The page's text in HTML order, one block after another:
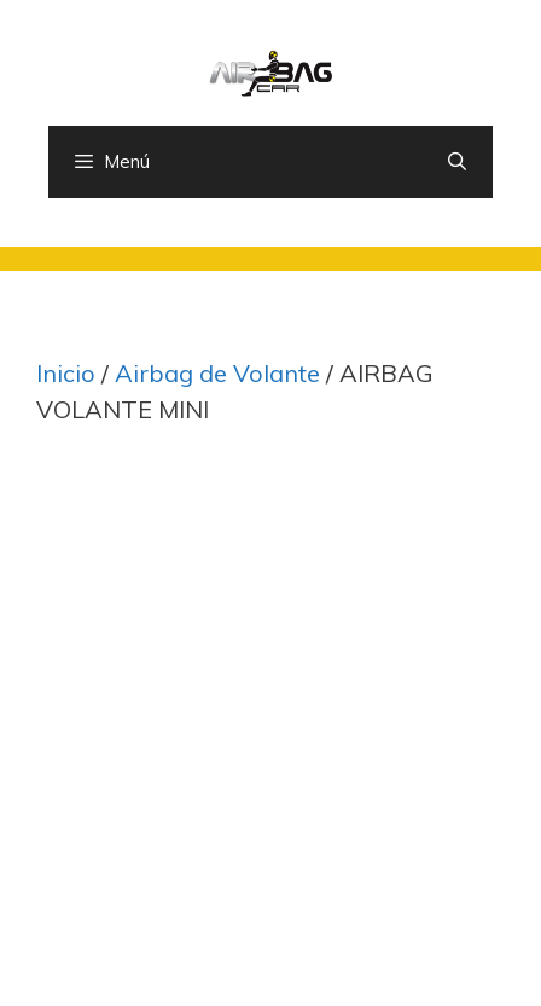
Menú
Inicio / Airbag de Volante / AIRBAG
VOLANTE MINI